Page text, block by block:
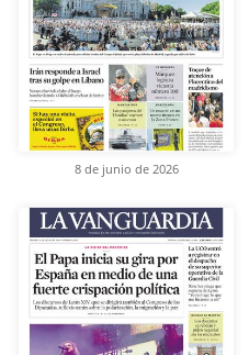
8 de junio de 2026